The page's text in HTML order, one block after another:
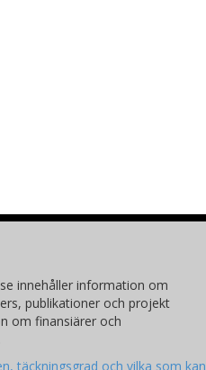
innehåller information om
publikationer och projekt
om finansiärer och
täckningsgrad och vilka som kan